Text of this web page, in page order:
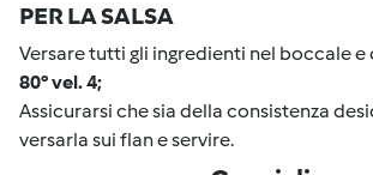
PER LA SALSA
Versare tutti gli ingredienti nel boccale e
80° vel. 4;
Assicurarsi che sia della consistenza
versarla sui flan e servire.